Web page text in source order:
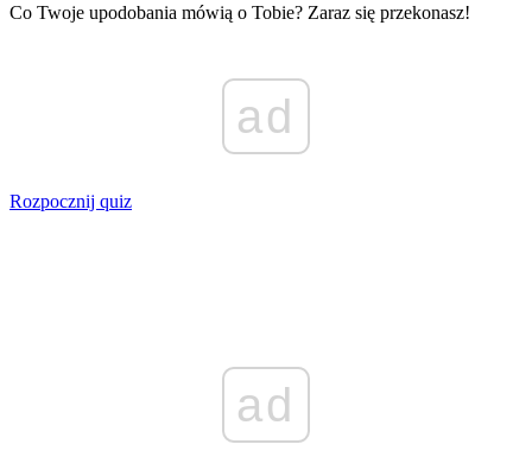
Co Twoje upodobania mówią o Tobie? Zaraz się przekonasz!
ad
Rozpocznij quiz
ad